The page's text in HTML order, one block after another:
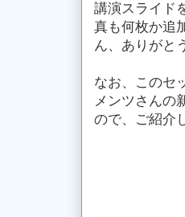
講演スライド
真も何枚か追
ん、ありがと
なお、このセ
メンツさんの
ので、ご紹介